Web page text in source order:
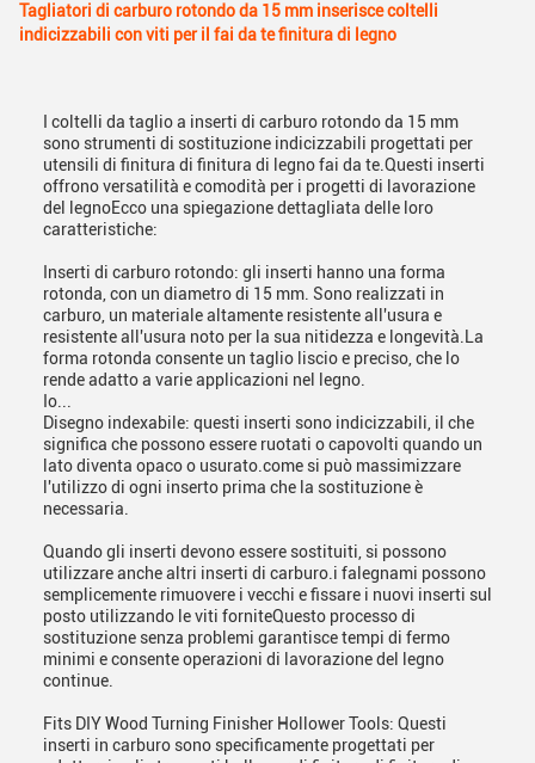
Tagliatori di carburo rotondo da 15 mm inserisce coltelli
indicizzabili con viti per il fai da te finitura di legno
I coltelli da taglio a inserti di carburo rotondo da 15 mm
sono strumenti di sostituzione indicizzabili progettati per
utensili di finitura di finitura di legno fai da te.Questi inserti
offrono versatilità e comodità per i progetti di lavorazione
del legnoEcco una spiegazione dettagliata delle loro
caratteristiche:
Inserti di carburo rotondo: gli inserti hanno una forma
rotonda, con un diametro di 15 mm. Sono realizzati in
carburo, un materiale altamente resistente all'usura e
resistente all'usura noto per la sua nitidezza e longevità.La
forma rotonda consente un taglio liscio e preciso, che lo
rende adatto a varie applicazioni nel legno.
Io...
Disegno indexabile: questi inserti sono indicizzabili, il che
significa che possono essere ruotati o capovolti quando un
lato diventa opaco o usurato.come si può massimizzare
l'utilizzo di ogni inserto prima che la sostituzione è
necessaria.
Quando gli inserti devono essere sostituiti, si possono
utilizzare anche altri inserti di carburo.i falegnami possono
semplicemente rimuovere i vecchi e fissare i nuovi inserti sul
posto utilizzando le viti forniteQuesto processo di
sostituzione senza problemi garantisce tempi di fermo
minimi e consente operazioni di lavorazione del legno
continue.
Fits DIY Wood Turning Finisher Hollower Tools: Questi
inserti in carburo sono specificamente progettati per